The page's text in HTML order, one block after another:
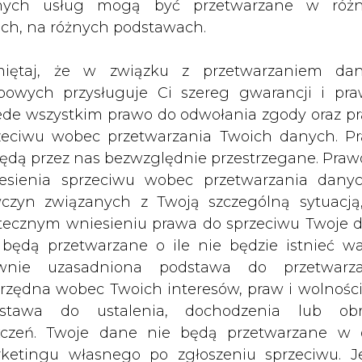
usług mogą być przetwarzane w
na różnych podstawach.
że w związku z przetwarzaniem
przysługuje Ci szereg gwarancji i
wszystkim prawo do odwołania zgody oraz
wobec przetwarzania Twoich danych.
przez nas bezwzględnie przestrzegane.
sprzeciwu wobec przetwarzania
związanych z Twoją szczególną
wniesieniu prawa do sprzeciwu Twoje
przetwarzane o ile nie będzie istnieć
uzasadniona podstawa do
wobec Twoich interesów, praw i
do ustalenia, dochodzenia lub
Twoje dane nie będą przetwarzane w
własnego po zgłoszeniu sprzeciwu.
by móc nim eksportować więcej
e-petrol.pl
inteligencji. Wydawca portalu CIRE zgadza się na
publikacji do szkoleń treningowych LLM.
PODPIS
Przesłanie komentarza oznacza akceptację zasad korzystania
z portalu cire.pl
wyślij